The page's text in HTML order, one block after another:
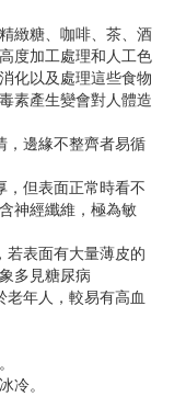
緻糖、咖啡、茶、酒
度加工處理和人工色
化以及處理這些食物
素產生變會對人體造
，邊緣不整齊者易循
，但表面正常時看不
神經纖維，極為敏
若表面有大量薄皮的
多見糖尿病
老年人，較易有高血
冷。